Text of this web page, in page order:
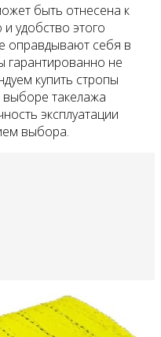
быть отнесена к
удобство этого
оправдывают себя в
гарантированно не
купить стропы
такелажа
эксплуатации
выбора.